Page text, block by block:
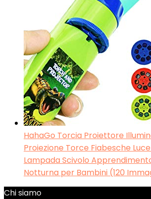
HahaGo Torcia Proiettore
Proiezione Torce Fiabesche
Lampada Scivolo
Notturna per Bambini (120
Chi siamo